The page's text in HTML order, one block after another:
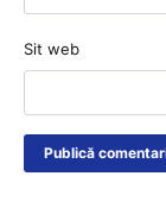
Sit web